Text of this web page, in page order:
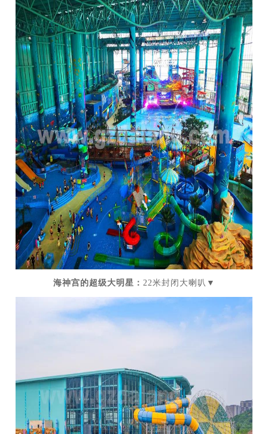
海神宫的超级大明星： 22米封闭大喇叭 ▼